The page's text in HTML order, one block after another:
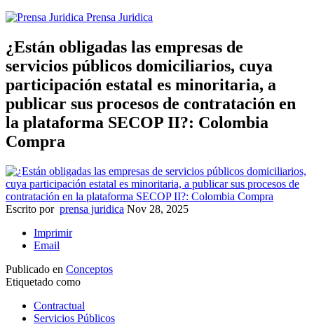
Prensa Juridica
¿Están obligadas las empresas de
servicios públicos domiciliarios, cuya
participación estatal es minoritaria, a
publicar sus procesos de contratación en
la plataforma SECOP II?: Colombia
Compra
Escrito por prensa juridica Nov 28, 2025
Imprimir
Email
Publicado en Conceptos
Etiquetado como
Contractual
Servicios Públicos